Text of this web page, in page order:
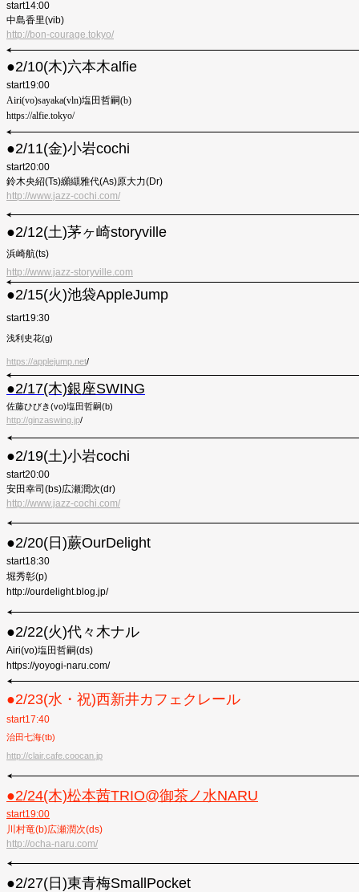
start14:00
中島香里(vib)
http://bon-courage.tokyo/
●︎2/10(木)六本木alfie
start19:00
Airi(vo)sayaka(vln)塩田哲嗣(b)
https://alfie.tokyo/
●︎2/11(金)小岩cochi
start20:00
鈴木央紹(Ts)纐纈雅代(As)原大力(Dr)
http://www.jazz-cochi.com/
●2/12(土)茅ヶ崎storyville
浜崎航(ts)
http://www.jazz-storyville.com
●2/15(火)池袋AppleJump
start19:30
浅利史花(g)
https://applejump.net/
●︎2/17(木)銀座SWING
佐藤ひびき(vo)塩田哲嗣(b)
http://ginzaswing.jp/
●2/19(土)小岩cochi
start20:00
安田幸司(bs)広瀬潤次(dr)
http://www.jazz-cochi.com/
●︎2/20(日)蕨OurDelight
start18:30
堀秀彰(p)
http://ourdelight.blog.jp/
●2/22(火)代々木ナル
Airi(vo)塩田哲嗣(ds)
https://yoyogi-naru.com/
●︎2/23(水・祝)西新井カフェクレール
start17:40
治田七海(tb)
http://clair.cafe.coocan.jp
●︎2/24(木)松本茜TRIO@御茶ノ水NARU
start19:00
川村竜(b)広瀬潤次(ds)
http://ocha-naru.com/
●︎2/27(日)東青梅SmallPocket